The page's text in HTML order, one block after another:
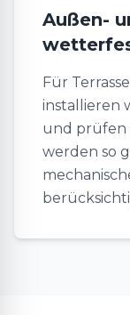
Außen-
Für
installieren
und prüfen
werden so